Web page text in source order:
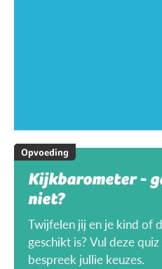
Opvoeding
Kijkbarometer -
niet?
Twijfelen jij en je kind of
geschikt is? Vul deze
bespreek jullie keuzes.